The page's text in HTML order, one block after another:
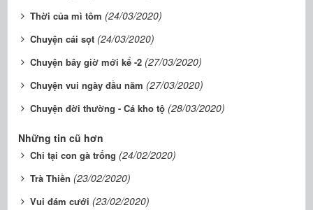
Thời của mì tôm (24/03/2020)
Chuyện cái sọt (24/03/2020)
Chuyện bây giờ mới kể -2 (27/03/2020)
Chuyện vui ngày đầu năm (27/03/2020)
Chuyện đời thường - Cá kho tộ (28/03/2020)
Những tin cũ hơn
Chỉ tại con gà trống (24/02/2020)
Trà Thiền (23/02/2020)
Vui đám cưới (23/02/2020)